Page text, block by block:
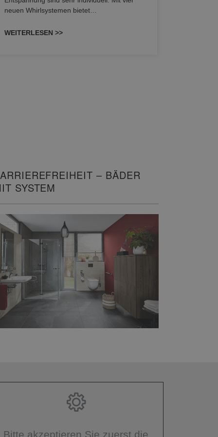
neuen Whirlsystemen bietet…
WEITERLESEN >>
– BÄDER
SYSTEM
Bitte akzeptieren Sie zuerst die